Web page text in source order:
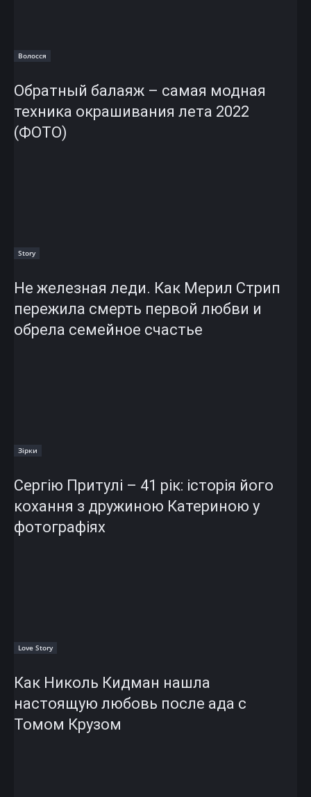
Волосся
Обратный балаяж – самая модная
техника окрашивания лета 2022
(ФОТО)
Story
Не железная леди. Как Мерил Стрип
пережила смерть первой любви и
обрела семейное счастье
Зірки
Сергію Притулі – 41 рік: історія його
кохання з дружиною Катериною у
фотографіях
Love Story
Как Николь Кидман нашла
настоящую любовь после ада с
Томом Крузом